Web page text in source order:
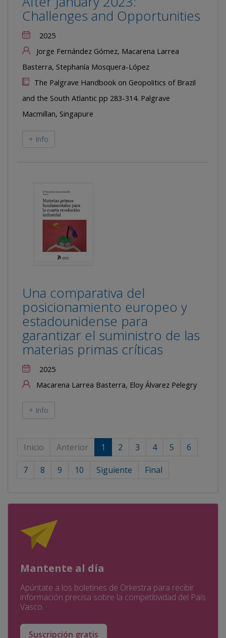
Challenges and Opportunities
2025
Jorge Fernández Gómez, Macarena Larrea
Basterra, Stephanía Mosquera-López
The Palgrave Handbook on Geopolitics of Brazil
and the South Atlantic pp 283-314. Palgrave
Macmillan, Singapure
+ Info
Una comparativa del
posicionamiento europeo y
estadounidense para
garantizar el suministro de las
materias primas críticas
2025
Macarena Larrea Basterra, Eloy Álvarez Pelegry
+ Info
Inicio Anterior 1 2 3 4 5 6
7 8 9 10 Siguiente Final
Mantente al día
Apúntate a los boletines de Orkestra para recibir
información precisa sobre la competitividad del País
Vasco.
Suscripción gratis